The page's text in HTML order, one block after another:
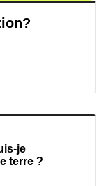
je
terre ?